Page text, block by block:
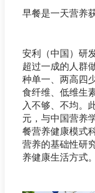
早餐是一天营养
安利（中国）研
超过一成的人群
种单一、两高四
食纤维、低维生
入不够、不均。
元，与中国营养
餐营养健康模式
营养的基础性研
养健康生活方式。